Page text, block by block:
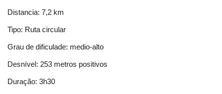
Distancia: 7,2 km
Tipo: Ruta circular
Grau de dificulade: medio-alto
Desnível: 253 metros positivos
Duração: 3h30